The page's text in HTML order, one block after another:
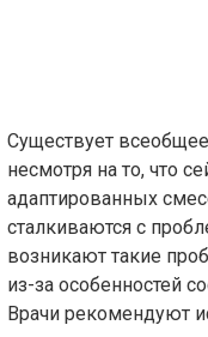
Существует
несмотря на то, что
адаптированных
сталкиваются с
возникают такие
из-за особенностей
Врачи рекомендуют